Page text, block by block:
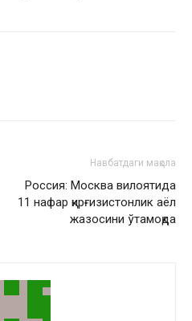
Навбатдаги мақола
Россия: Москва вилоятида
11 нафар қирғизистонлик аёл
жазосини ўтамоқда